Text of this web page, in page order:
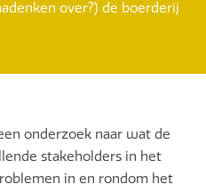
over?) de boerderij
onderzoek naar wat de
stakeholders in het
in en rondom het